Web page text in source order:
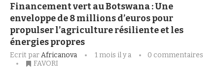
Financement vert au Botswana : Une
enveloppe de 8 millions d’euros pour
propulser l’agriculture résiliente et les
énergies propres
Ecrit parAfricanova 1 mois il y a
0 commentaires
FAVORI